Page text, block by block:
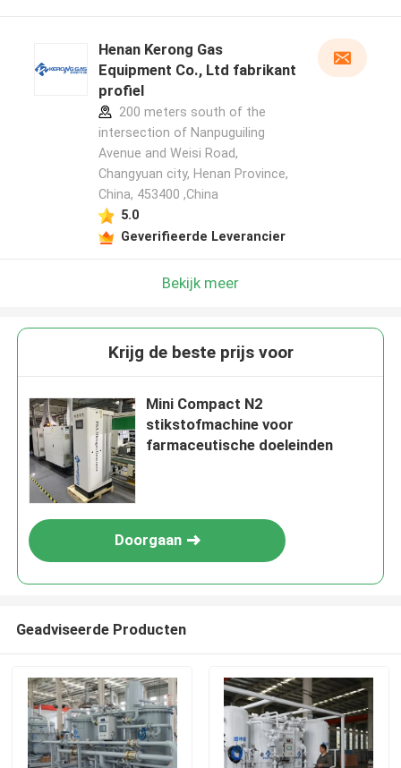
Henan Kerong Gas
Equipment Co., Ltd fabrikant
profiel
200 meters south of the
intersection of Nanpuguiling
Avenue and Weisi Road,
Changyuan city, Henan Province,
China, 453400 ,China
5.0
Geverifieerde Leverancier
Bekijk meer
Krijg de beste prijs voor
Mini Compact N2
stikstofmachine voor
farmaceutische doeleinden
Doorgaan
Geadviseerde Producten